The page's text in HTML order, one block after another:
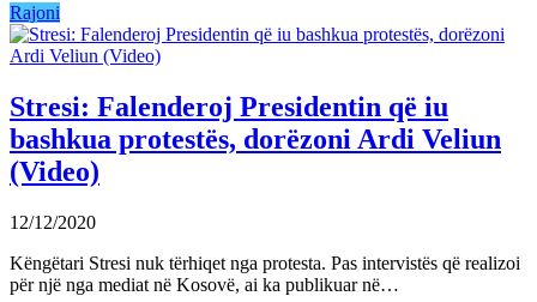
Rajoni
Stresi: Falenderoj Presidentin që iu
bashkua protestës, dorëzoni Ardi Veliun
(Video)
12/12/2020
Këngëtari Stresi nuk tërhiqet nga protesta. Pas intervistës që realizoi
për një nga mediat në Kosovë, ai ka publikuar në…